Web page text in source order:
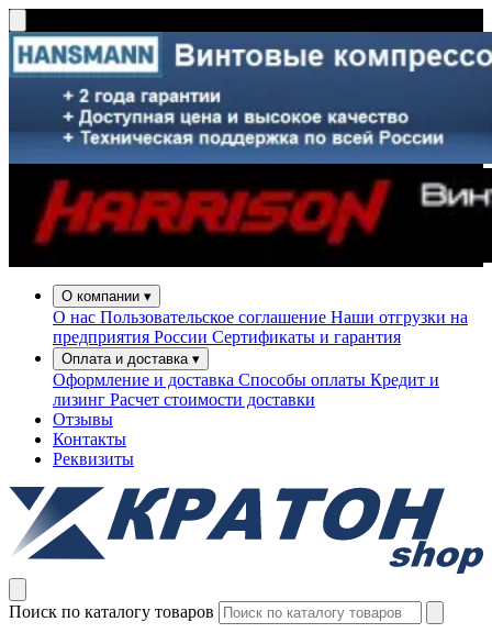
О компании ▾
О нас Пользовательское соглашение Наши отгрузки на
предприятия России Сертификаты и гарантия
Оплата и доставка ▾
Оформление и доставка Способы оплаты Кредит и
лизинг Расчет стоимости доставки
Отзывы
Контакты
Реквизиты
Поиск по каталогу товаров